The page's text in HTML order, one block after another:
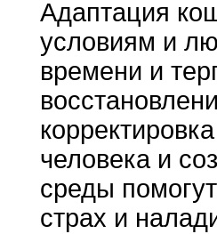
Адаптация
условиям и
времени и
человека и
среды
страх и